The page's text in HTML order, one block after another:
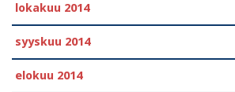
lokakuu 2014
syyskuu 2014
elokuu 2014